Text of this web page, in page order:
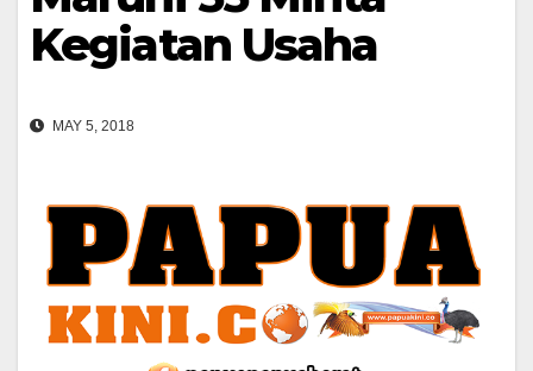
Kegiatan Usaha
MAY 5, 2018